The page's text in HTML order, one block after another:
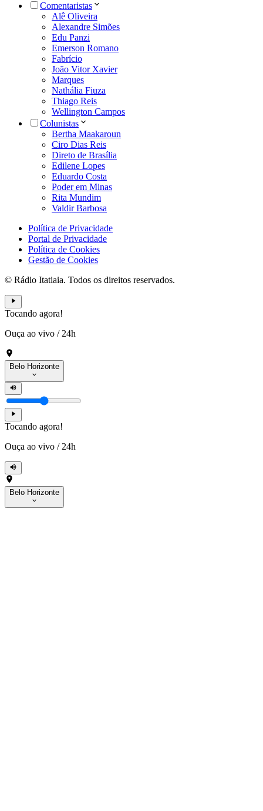
Comentaristas
Alê Oliveira
Alexandre Simões
Edu Panzi
Emerson Romano
Fabrício
João Vitor Xavier
Marques
Nathália Fiuza
Thiago Reis
Wellington Campos
Colunistas
Bertha Maakaroun
Ciro Dias Reis
Direto de Brasília
Edilene Lopes
Eduardo Costa
Poder em Minas
Rita Mundim
Valdir Barbosa
Política de Privacidade
Portal de Privacidade
Política de Cookies
Gestão de Cookies
© Rádio Itatiaia. Todos os direitos reservados.
Tocando agora!
Ouça ao vivo / 24h
Belo Horizonte
Tocando agora!
Ouça ao vivo / 24h
Belo Horizonte